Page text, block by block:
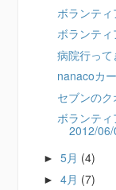
ボランテ
ボランテ
病院行っ
nanacoカ
セブンの
ボランテ
2012/
►5月 (4)
►4月 (7)